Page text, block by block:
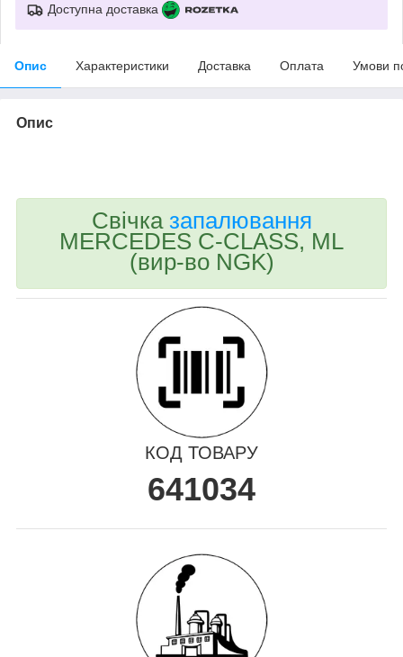
Доступна доставка
Опис Характеристики Доставка Оплата Умови
Опис
Свічка запалювання
MERCEDES C-CLASS, ML
(вир-во NGK)
КОД ТОВАРУ
641034